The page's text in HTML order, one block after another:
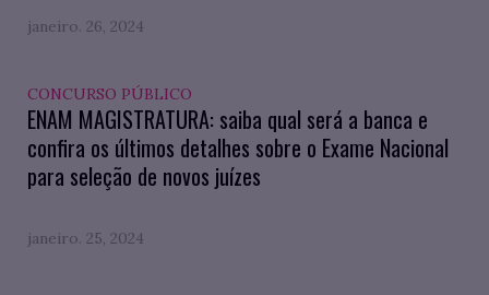
janeiro. 26, 2024
CONCURSO PÚBLICO
ENAM MAGISTRATURA: saiba qual será a banca e
confira os últimos detalhes sobre o Exame Nacional
para seleção de novos juízes
janeiro. 25, 2024